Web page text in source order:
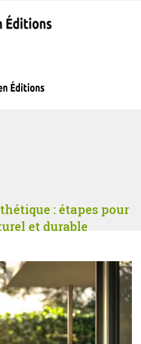
: étapes pour
et durable